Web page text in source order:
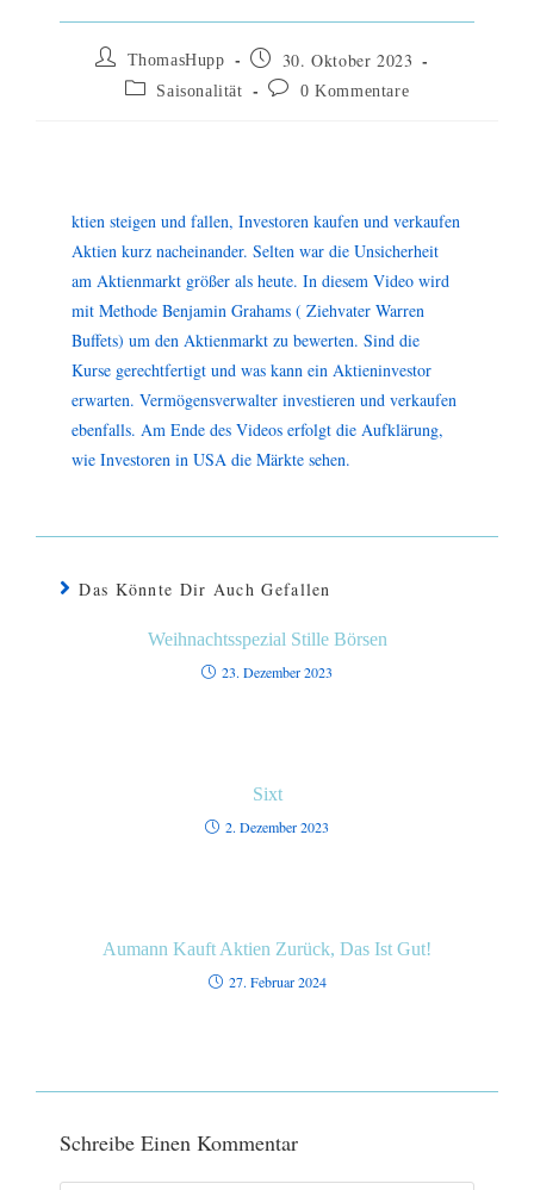
ThomasHupp 30. Oktober 2023
Saisonalität 0 Kommentare
ktien steigen und fallen, Investoren kaufen und verkaufen
Aktien kurz nacheinander. Selten war die Unsicherheit
am Aktienmarkt größer als heute. In diesem Video wird
mit Methode Benjamin Grahams ( Ziehvater Warren
Buffets) um den Aktienmarkt zu bewerten. Sind die
Kurse gerechtfertigt und was kann ein Aktieninvestor
erwarten. Vermögensverwalter investieren und verkaufen
ebenfalls. Am Ende des Videos erfolgt die Aufklärung,
wie Investoren in USA die Märkte sehen.
Das Könnte Dir Auch Gefallen
Weihnachtsspezial Stille Börsen
23. Dezember 2023
Sixt
2. Dezember 2023
Aumann Kauft Aktien Zurück, Das Ist Gut!
27. Februar 2024
Schreibe Einen Kommentar